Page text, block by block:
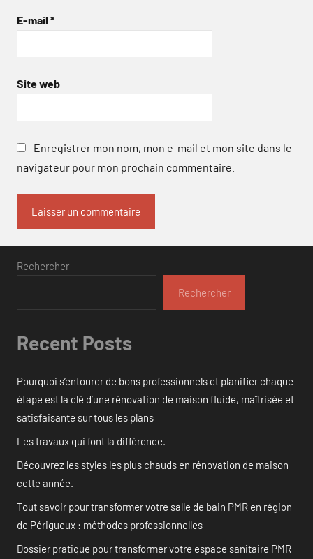
E-mail *
Site web
Enregistrer mon nom, mon e-mail et mon site dans le
navigateur pour mon prochain commentaire.
Rechercher
Rechercher
Recent Posts
Pourquoi s’entourer de bons professionnels et planifier chaque
étape est la clé d’une rénovation de maison fluide, maîtrisée et
satisfaisante sur tous les plans
Les travaux qui font la différence.
Découvrez les styles les plus chauds en rénovation de maison
cette année.
Tout savoir pour transformer votre salle de bain PMR en région
de Périgueux : méthodes professionnelles
Dossier pratique pour transformer votre espace sanitaire PMR